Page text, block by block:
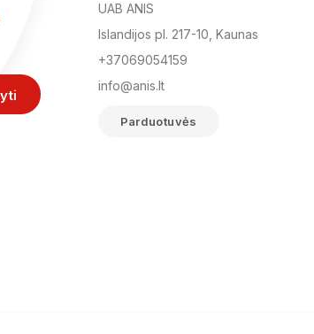
UAB ANIS
Islandijos pl. 217-10, Kaunas
+37069054159
info@anis.lt
Parduotuvės